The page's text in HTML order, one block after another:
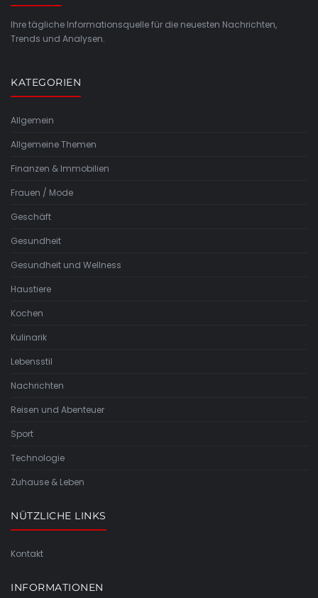
Ihre tägliche Informationsquelle für die neuesten Nachrichten,
Trends und Analysen.
KATEGORIEN
Allgemein
Allgemeine Themen
Finanzen & Immobilien
Frauen / Mode
Geschäft
Gesundheit
Gesundheit und Wellness
Haustiere
Kochen
Kulinarik
Lebensstil
Nachrichten
Reisen und Abenteuer
Sport
Technologie
Zuhause & Leben
NÜTZLICHE LINKS
Kontakt
INFORMATIONEN